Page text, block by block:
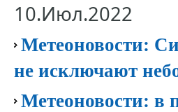
10.Июл.2022
Метеоновости:
не исключают
Метеоновости: в